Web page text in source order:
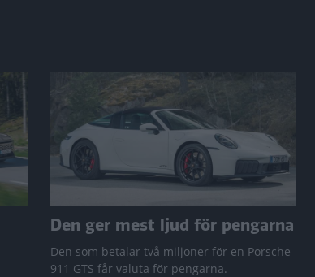
Den ger mest ljud för pengarna
Den som betalar två miljoner för en Porsche
911 GTS får valuta för pengarna.